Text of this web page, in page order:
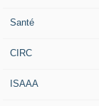
Santé
CIRC
ISAAA